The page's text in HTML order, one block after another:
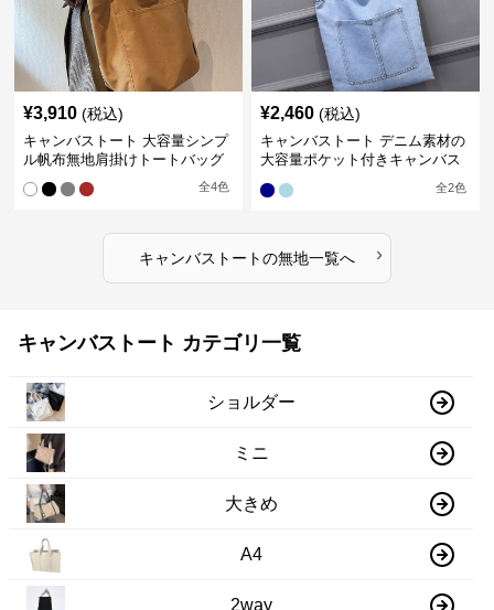
¥3,910 (税込)
キャンバストート 大容量シンプ
ル帆布無地肩掛けトートバッグ
全4色
¥2,460 (税込)
キャンバストート デニム素材の
大容量ポケット付きキャンバス
全2色
キャンバストートの無地一覧へ ›
キャンバストート カテゴリ一覧
ショルダー
ミニ
大きめ
A4
2way